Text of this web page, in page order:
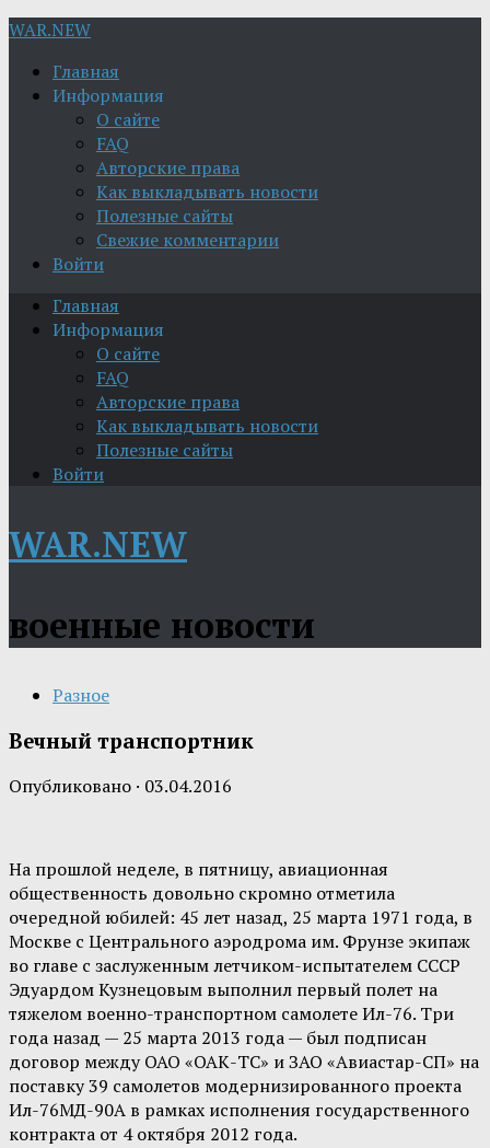
WAR.NEW
Главная
Информация
О сайте
FAQ
Авторские права
Как выкладывать новости
Полезные сайты
Свежие комментарии
Войти
Главная
Информация
О сайте
FAQ
Авторские права
Как выкладывать новости
Полезные сайты
Войти
WAR.NEW
военные новости
Разное
Вечный транспортник
Опубликовано · 03.04.2016
На прошлой неделе, в пятницу, авиационная
общественность довольно скромно отметила
очередной юбилей: 45 лет назад, 25 марта 1971 года, в
Москве с Центрального аэродрома им. Фрунзе экипаж
во главе с заслуженным летчиком-испытателем СССР
Эдуардом Кузнецовым выполнил первый полет на
тяжелом военно-транспортном самолете Ил-76. Три
года назад — 25 марта 2013 года — был подписан
договор между ОАО «ОАК-ТС» и ЗАО «Авиастар-СП» на
поставку 39 самолетов модернизированного проекта
Ил-76МД-90А в рамках исполнения государственного
контракта от 4 октября 2012 года.